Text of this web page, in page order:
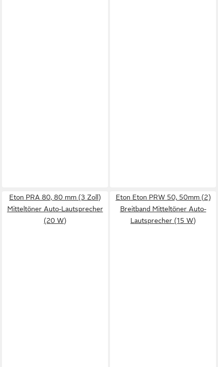
Eton PRA 80, 80 mm (3 Zoll)
Mitteltöner Auto-Lautsprecher
(20 W)
Eton Eton PRW 50, 50mm (2)
Breitband Mitteltöner Auto-
Lautsprecher (15 W)